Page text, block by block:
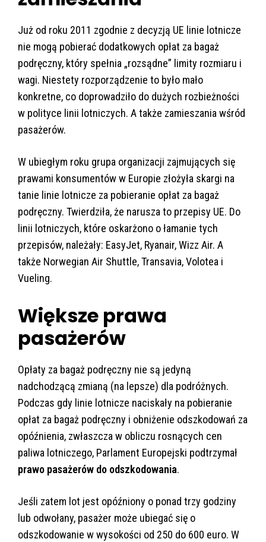
Już od roku 2011 zgodnie z decyzją UE linie lotnicze
nie mogą pobierać dodatkowych opłat za bagaż
podręczny, który spełnia „rozsądne” limity rozmiaru i
wagi. Niestety rozporządzenie to było mało
konkretne, co doprowadziło do dużych rozbieżności
w polityce linii lotniczych. A także zamieszania wśród
pasażerów.
W ubiegłym roku grupa organizacji zajmujących się
prawami konsumentów w Europie złożyła skargi na
tanie linie lotnicze za pobieranie opłat za bagaż
podręczny. Twierdziła, że narusza to przepisy UE. Do
linii lotniczych, które oskarżono o łamanie tych
przepisów, należały: EasyJet, Ryanair, Wizz Air. A
także Norwegian Air Shuttle, Transavia, Volotea i
Vueling.
Większe prawa
pasażerów
Opłaty za bagaż podręczny nie są jedyną
nadchodzącą zmianą (na lepsze) dla podróżnych.
Podczas gdy linie lotnicze naciskały na pobieranie
opłat za bagaż podręczny i obniżenie odszkodowań za
opóźnienia, zwłaszcza w obliczu rosnących cen
paliwa lotniczego, Parlament Europejski podtrzymał
prawo pasażerów do odszkodowania.
Jeśli zatem lot jest opóźniony o ponad trzy godziny
lub odwołany, pasażer może ubiegać się o
odszkodowanie w wysokości od 250 do 600 euro. W